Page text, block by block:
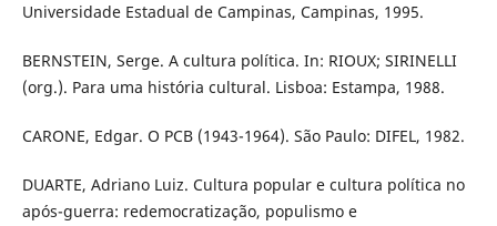
Universidade Estadual de Campinas, Campinas, 1995.
BERNSTEIN, Serge. A cultura política. In: RIOUX; SIRINELLI
(org.). Para uma história cultural. Lisboa: Estampa, 1988.
CARONE, Edgar. O PCB (1943-1964). São Paulo: DIFEL, 1982.
DUARTE, Adriano Luiz. Cultura popular e cultura política no
após-guerra: redemocratização, populismo e